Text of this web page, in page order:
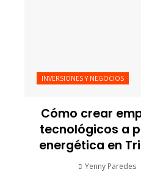
INVERSIONES Y NEGOCIOS
Cómo crear
tecnológicos a
energética en
Yenny Paredes